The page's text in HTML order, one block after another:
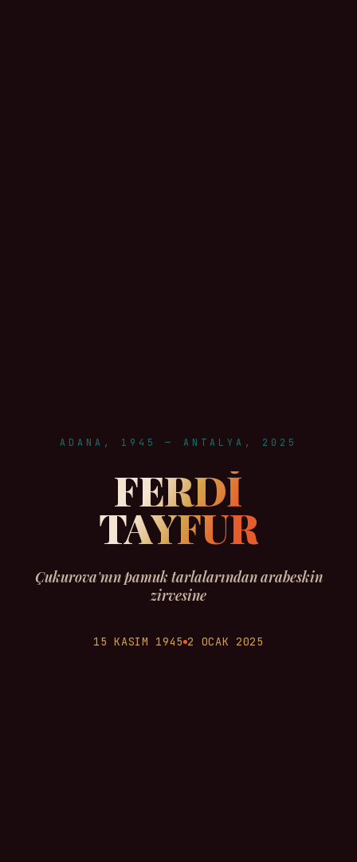
ADANA, 1945 — ANTALYA, 2025
FERDİ
TAYFUR
Çukurova'nın pamuk tarlalarından arabeskin
zirvesine
15 KASIM 1945 2 OCAK 2025